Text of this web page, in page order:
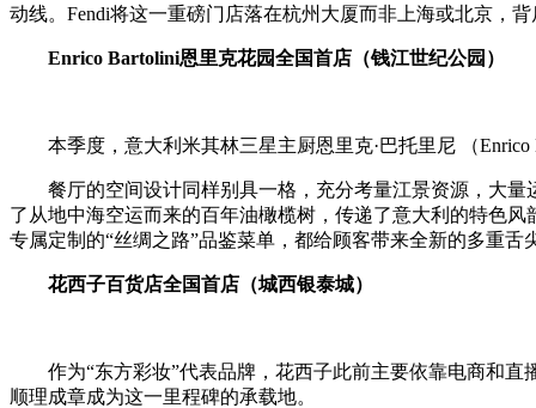
动线。Fendi将这一重磅门店落在杭州大厦而非上海或北京，
Enrico Bartolini恩里克花园全国首店（钱江世纪公园）
本季度，意大利米其林三星主厨恩里克·巴托里尼 （
餐厅的空间设计同样别具一格，充分考量江景资源，大
了从地中海空运而来的百年油橄榄树，传递了意大利的特色
专属定制的“丝绸之路”品鉴菜单，都给顾客带来全新的多重舌
花西子百货店全国首店（城西银泰城）
作为“东方彩妆”代表品牌，花西子此前主要依靠电商和
顺理成章成为这一里程碑的承载地。